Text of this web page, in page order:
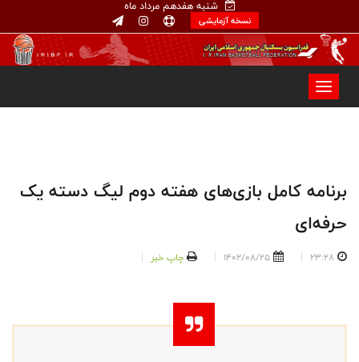
شنبه هفدهم مرداد ماه
نسخه آزمایشی
برنامه کامل بازی‌های هفته دوم لیگ دسته یک
حرفه‌ای
23:28
1402/08/25 چاپ خبر